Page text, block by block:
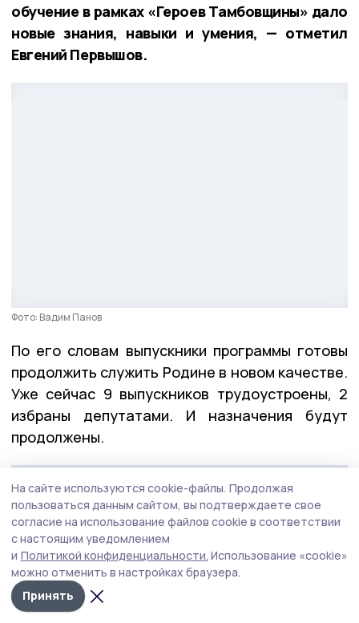
обучение в рамках «Героев Тамбовщины» дало
новые знания, навыки и умения, — отметил
Евгений Первышов.
Фото: Вадим Панов
По его словам выпускники программы готовы
продолжить служить Родине в новом качестве.
Уже сейчас 9 выпускников трудоустроены, 2
избраны депутатами. И назначения будут
продолжены.
— Хочу поблагодарить всех создателей нашей
программы, экспертов и наставников, членов
Общественного совета. Благодаря им ребята
не только получили всю необходимую
информацию, но и приобрели ценный
практический опыт, — отметил губернатор.
На сайте используются cookie-файлы. Продолжая
пользоваться данным сайтом, вы подтверждаете свое
согласие на использование файлов cookie в соответствии
с настоящим уведомлением
и Политикой конфиденциальности. Использование «cookie»
можно отменить в настройках браузера.
Принять